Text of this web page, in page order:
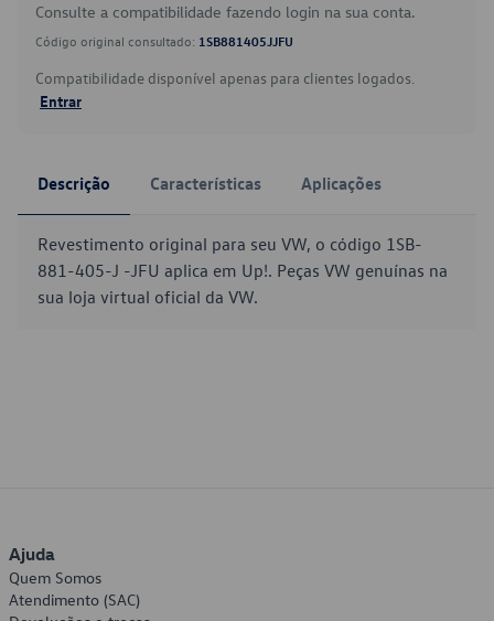
Consulte a compatibilidade fazendo login na sua conta.
Código original consultado: 1SB881405JJFU
Compatibilidade disponível apenas para clientes logados.
Entrar
Descrição Características Aplicações
Revestimento original para seu VW, o código 1SB-
881-405-J -JFU aplica em Up!. Peças VW genuínas na
sua loja virtual oficial da VW.
Ajuda
Quem Somos
Atendimento (SAC)